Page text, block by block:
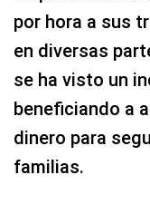
por hora a sus
en diversas
se ha visto un
beneficiando a
dinero para
familias.